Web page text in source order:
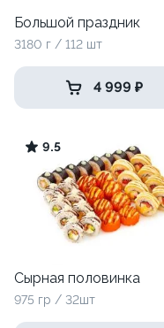
Большой праздник
3180 г / 112 шт
4 999 ₽
9.5
Сырная половинка
975 гр / 32шт